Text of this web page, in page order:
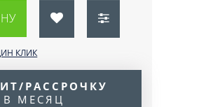
КЛИК
РАССРОЧКУ
В МЕСЯЦ